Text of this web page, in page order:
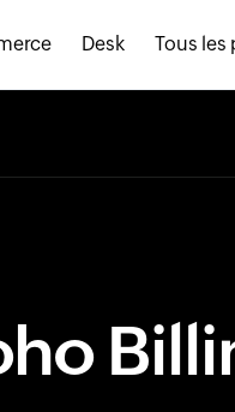
Desk Tous les